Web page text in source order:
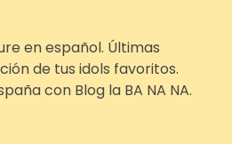
en español. Últimas
de tus idols favoritos.
con Blog la BA NA NA.